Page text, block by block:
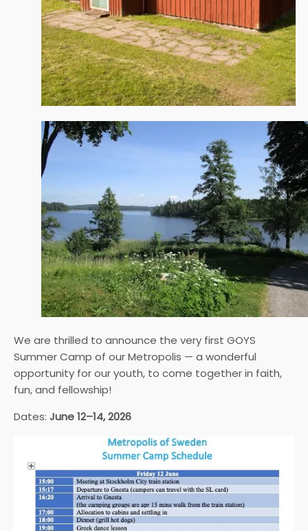
We are thrilled to announce the very first GOYS
Summer Camp of our Metropolis — a wonderful
opportunity for our youth, to come together in faith,
fun, and fellowship!
Dates: June 12–14, 2026